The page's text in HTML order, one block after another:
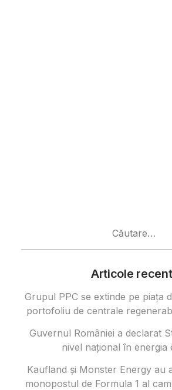
Articole
Grupul PPC se extinde pe piața
portofoliu de centrale
Guvernul României a declarat
nivel național în energia
Kaufland și Monster Energy au
monopostul de Formula 1 al